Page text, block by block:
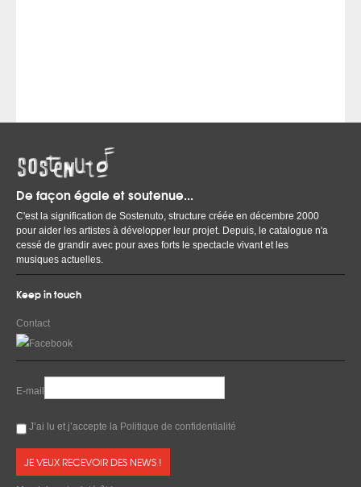
De façon égale et soutenue...
C'est la signification de Sostenuto, structure créée en décembre 2000
pour aider les artistes à développer leur projet. Depuis, le catalogue n'a
cessé de grandir avec pour axes forts le spectacle vivant et les
musiques actuelles.
Keep in touch
Contact
E-mail
J’ai lu et j’accepte la Politique de confidentialité